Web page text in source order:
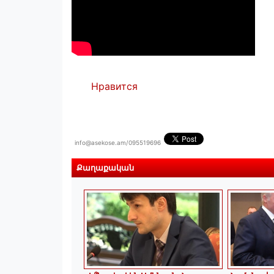
Нравится
info@asekose.am/095519696
Քաղաքական